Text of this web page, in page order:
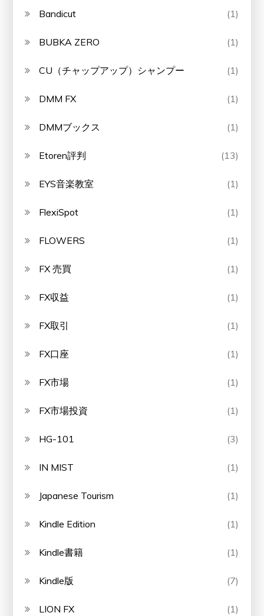
Bandicut (1)
BUBKA ZERO (1)
CU（チャップアップ）シャンプー (1)
DMM FX (1)
DMMブックス (1)
Etoren評判 (13)
EYS音楽教室 (1)
FlexiSpot (1)
FLOWERS (1)
FX 売買 (1)
FX収益 (1)
FX取引 (1)
FX口座 (1)
FX市場 (1)
FX市場投資 (1)
HG-101 (3)
IN MIST (1)
Japanese Tourism (1)
Kindle Edition (1)
Kindle書籍 (1)
Kindle版 (7)
LION FX (1)